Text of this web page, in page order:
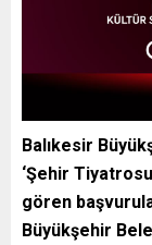
Balıkesir
‘Şehir
gören
Büyükşehir